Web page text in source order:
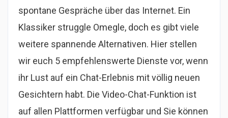
spontane Gespräche über das Internet. Ein
Klassiker struggle Omegle, doch es gibt viele
weitere spannende Alternativen. Hier stellen
wir euch 5 empfehlenswerte Dienste vor, wenn
ihr Lust auf ein Chat-Erlebnis mit völlig neuen
Gesichtern habt. Die Video-Chat-Funktion ist
auf allen Plattformen verfügbar und Sie können